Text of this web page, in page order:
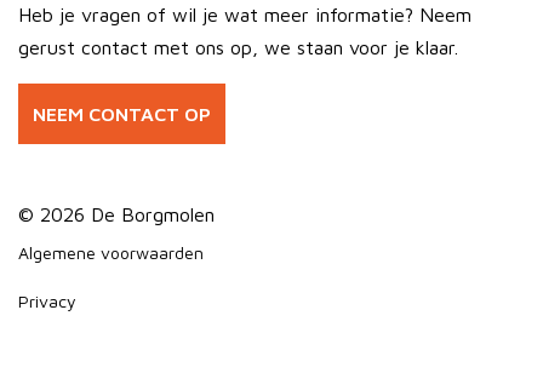
Heb je vragen of wil je wat meer informatie? Neem
gerust contact met ons op, we staan voor je klaar.
NEEM CONTACT OP
© 2026 De Borgmolen
Footer
Algemene voorwaarden
Privacy